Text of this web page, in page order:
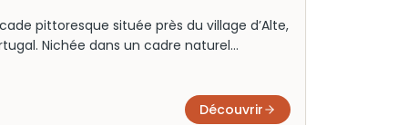
pittoresque située près du village d’Alte,
Nichée dans un cadre naturel
agricole. Aujourd’hui, elle offre un lieu
Découvrir